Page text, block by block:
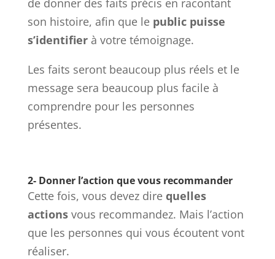
son histoire, afin que le public puisse
s’identifierà votre témoignage.
Les faits seront beaucoup plus réels et le
message sera beaucoup plus facile à
comprendre pour les personnes
présentes.
2- Donner l’action que vous recommander
Cette fois, vous devez dire quelles
actionsvous recommandez. Mais l’action
que les personnes qui vous écoutent vont
réaliser.